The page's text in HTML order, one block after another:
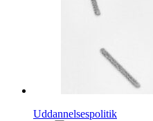
Uddannelsespolitik